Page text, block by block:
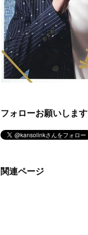
フォローお願いします
関連ページ